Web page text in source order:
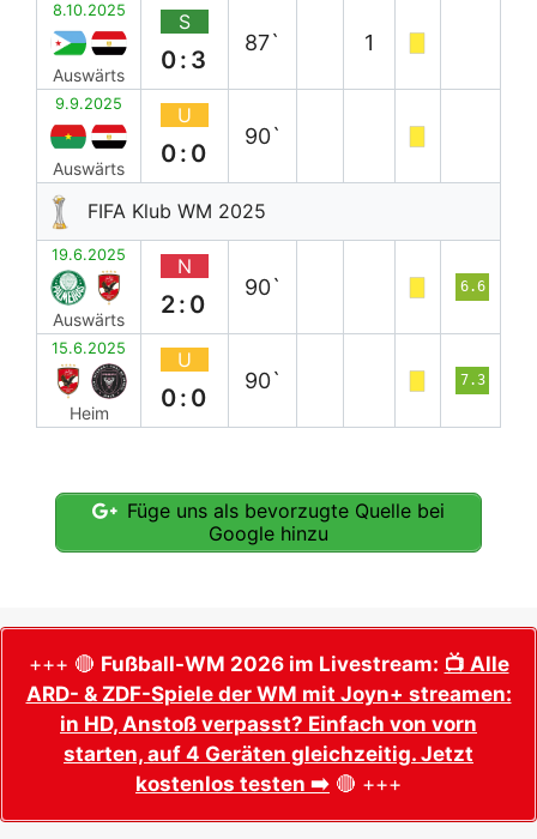
8.10.2025
Auswärts
S
0:3
87` 1
9.9.2025
Auswärts
U
0:0
90`
FIFA Klub WM 2025
19.6.2025
Auswärts
N
2:0
90` 6.6
15.6.2025
Heim
U
0:0
90` 7.3
Füge uns als bevorzugte Quelle bei
Google hinzu
+++ 🔴 Fußball-WM 2026 im Livestream: 📺 Alle
ARD- & ZDF-Spiele der WM mit Joyn+ streamen:
in HD, Anstoß verpasst? Einfach von vorn
starten, auf 4 Geräten gleichzeitig. Jetzt
kostenlos testen ➡️ 🔴 +++